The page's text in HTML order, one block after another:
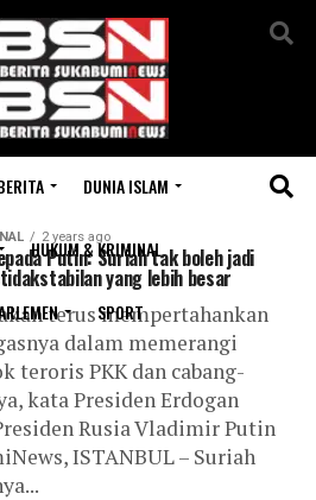
DUNIA ISLAM
HUKUM & KRIMINAL
SPORT
tagged "Rusia"
2 years ago
Putin: Suriah tak boleh jadi
yang lebih besar
terus mempertahankan
dalam memerangi
teroris PKK dan cabang-
kata Presiden Erdogan
Rusia Vladimir Putin
ISTANBUL – Suriah
version